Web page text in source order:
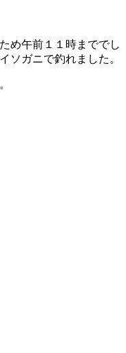
め午前１１時まででし
ソガニで釣れました。